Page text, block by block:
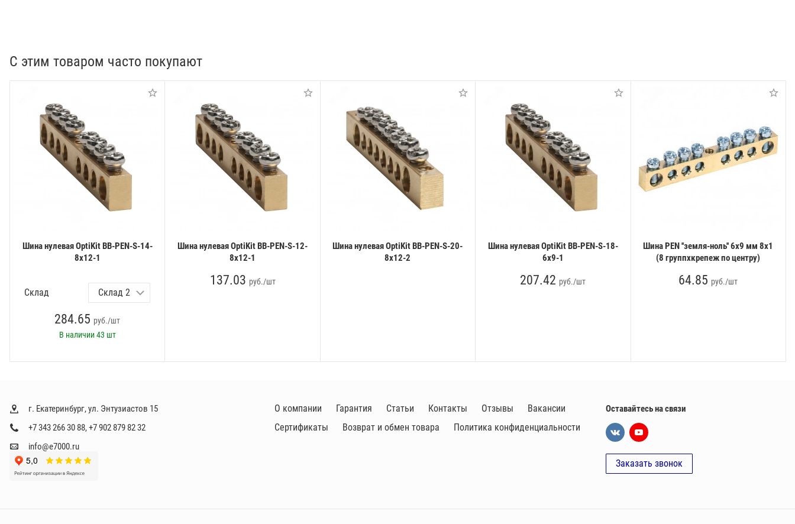
С этим товаром часто покупают
Шина нулевая OptiKit BB-PEN-S-14-
8х12-1
Склад
284.65 руб./шт
В наличии43 шт
Шина нулевая OptiKit BB-PEN-S-12-
8х12-1
137.03 руб./шт
Шина нулевая OptiKit BB-PEN-S-20-
8х12-2
Шина нулевая OptiKit BB-PEN-S-18-
6х9-1
207.42 руб./шт
Шина PEN ''земля-ноль'' 6х9 мм 8х1
(8 группхкрепеж по центру)
64.85 руб./шт
г. Екатеринбург, ул. Энтузиастов 15
+7 343 266 30 88,+7 902 879 82 32
info@e7000.ru
О компании Гарантия Статьи Контакты Отзывы
Вакансии
Сертификаты
Возврат и обмен товара Политика конфиденциальности
Оставайтесь на связи
Заказать звонок